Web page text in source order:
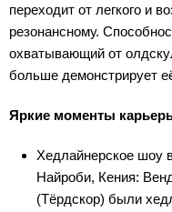
переходит от легкого и
резонансному.
охватывающий от
больше демонстрирует
Яркие моменты
Хедлайнерское шоу
Найроби, Кения:
(Тёрдскор) были